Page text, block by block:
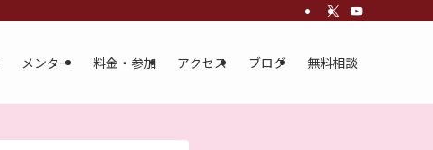
メンター 料金・参加 アクセス ブログ 無料相談